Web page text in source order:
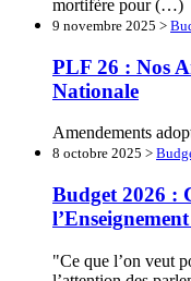
mortifère pour (…)
9 novembre 2025 >
PLF 26 : Nos
Nationale
Amendements
8 octobre 2025 >
Budget 2026 :
"Ce que l’on veut